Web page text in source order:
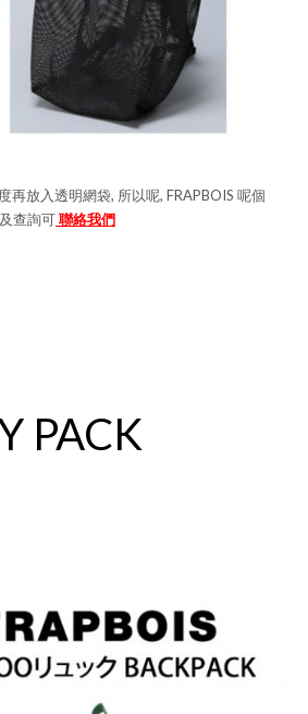
放入透明網袋, 所以呢, FRAPBOIS 呢個
查詢可聯絡我們
PACK